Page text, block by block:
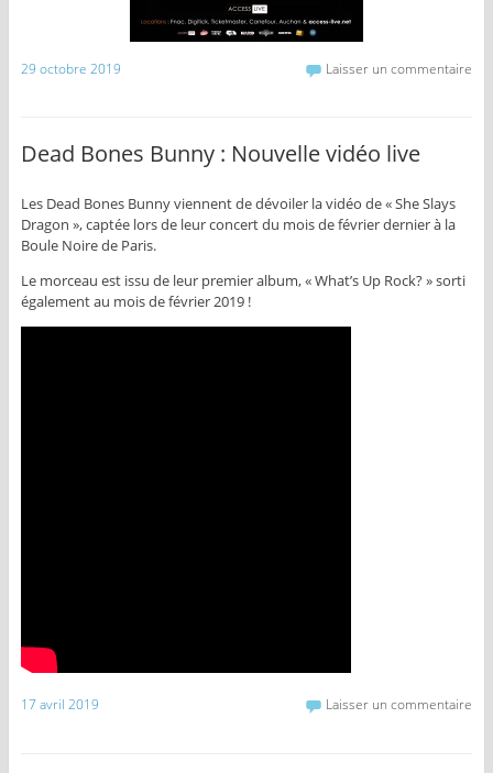
29 octobre 2019 Laisser un commentaire
Dead Bones Bunny : Nouvelle vidéo live
Les Dead Bones Bunny viennent de dévoiler la vidéo de « She Slays
Dragon », captée lors de leur concert du mois de février dernier à la
Boule Noire de Paris.
Le morceau est issu de leur premier album, « What’s Up Rock? » sorti
également au mois de février 2019 !
17 avril 2019 Laisser un commentaire